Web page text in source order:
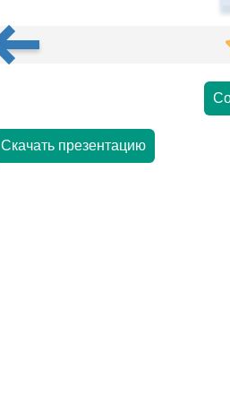
Скачать презентацию